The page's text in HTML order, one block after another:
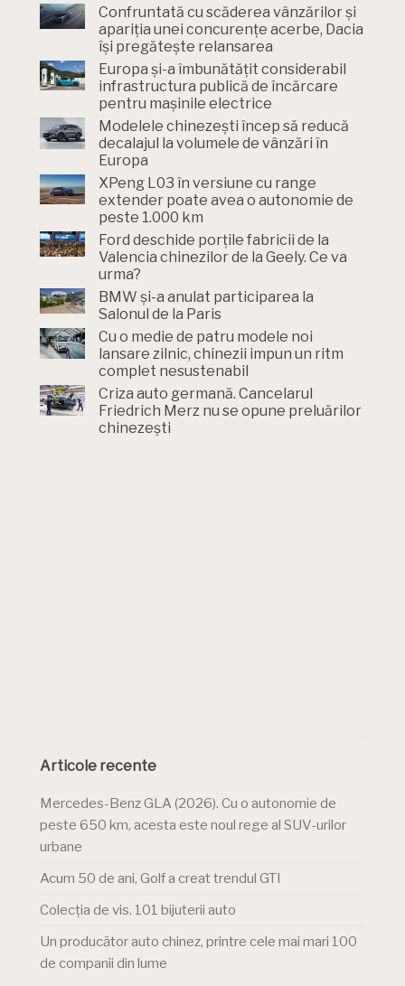
Confruntată cu scăderea vânzărilor și
apariția unei concurențe acerbe, Dacia
își pregătește relansarea
Europa și-a îmbunătățit considerabil
infrastructura publică de încărcare
pentru mașinile electrice
Modelele chinezești încep să reducă
decalajul la volumele de vânzări în
Europa
XPeng L03 în versiune cu range
extender poate avea o autonomie de
peste 1.000 km
Ford deschide porțile fabricii de la
Valencia chinezilor de la Geely. Ce va
urma?
BMW și-a anulat participarea la
Salonul de la Paris
Cu o medie de patru modele noi
lansare zilnic, chinezii impun un ritm
complet nesustenabil
Criza auto germană. Cancelarul
Friedrich Merz nu se opune preluărilor
chinezești
Articole recente
Mercedes-Benz GLA (2026). Cu o autonomie de
peste 650 km, acesta este noul rege al SUV-urilor
urbane
Acum 50 de ani, Golf a creat trendul GTI
Colecția de vis. 101 bijuterii auto
Un producător auto chinez, printre cele mai mari 100
de companii din lume